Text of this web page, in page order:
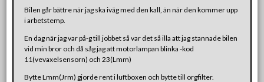
Bilen går bättre när jag ska iväg med den kall, än när den kommer upp
i arbetstemp.
En dag när jag var på-g till jobbet så var det så illa att jag stannade bilen
vid min bror och då såg jag att motorlampan blinka -kod
11(vevaxelsensorn) och 23(Lmm)
Bytte Lmm(Jrm) gjorde rent i luftboxen och bytte till orgfilter.